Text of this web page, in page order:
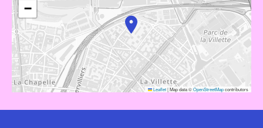
−
Leaflet|Map data ©OpenStreetMapcontributors